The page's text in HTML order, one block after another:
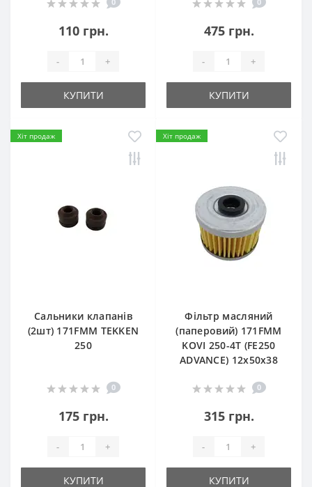
110 грн.
- +
КУПИТИ
475 грн.
- +
КУПИТИ
Хіт продаж
Сальники клапанів
(2шт) 171FMM TEKKEN
250
0
175 грн.
- +
КУПИТИ
Хіт продаж
Фільтр масляний
(паперовий) 171FMM
KOVI 250-4T (FE250
ADVANCE) 12х50х38
0
315 грн.
- +
КУПИТИ